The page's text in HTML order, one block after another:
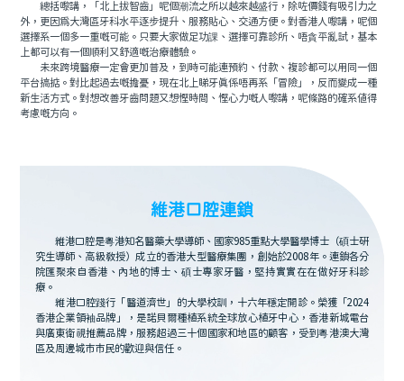
總括嚟講，「北上拔智齒」呢個潮流之所以越來越盛行，除咗價錢有吸引力之
外，更因爲大灣區牙科水平逐步提升、服務貼心、交通方便。對香港人嚟講，呢個
選擇系一個多一重嘅可能。只要大家做足功課、選擇可靠診所、唔貪平亂試，基本
上都可以有一個順利又舒適嘅治療體驗。
未來跨境醫療一定會更加普及，到時可能連預約、付款、複診都可以用同一個
平台搞掂。對比起過去嘅擔憂，現在北上睇牙真係唔再系「冒險」，反而變成一種
新生活方式。對想改善牙齒問題又想慳時間、慳心力嘅人嚟講，呢條路的確系值得
考慮嘅方向。
維港口腔連鎖
維港口腔是粵港知名醫藥大學導師、國家985重點大學醫學博士（碩士研
究生導師、高級教授）成立的香港大型醫療集團，創始於2008年。連鎖各分
院匯聚來自香港、內地的博士、碩士專家牙醫，堅持實實在在做好牙科診
療。
維港口腔踐行「醫道濟世」的大學校訓，十六年穩定開診。榮獲「2024
香港企業領袖品牌」，是諾貝爾種植系統全球放心植牙中心，香港新城電台
與廣東衛視推薦品牌，服務超過三十個國家和地區的顧客，受到粵港澳大灣
區及周邊城市市民的歡迎與信任。